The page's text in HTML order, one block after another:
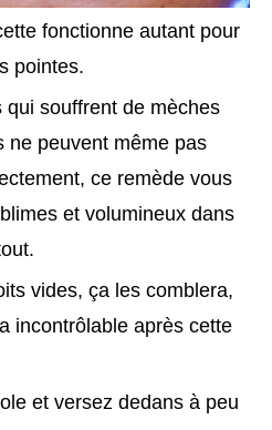
fonctionne autant pour
pointes.
souffrent de mèches
ne peuvent même pas
ce remède vous
et volumineux dans
vides, ça les comblera,
incontrôlable après cette
et versez dedans à peu